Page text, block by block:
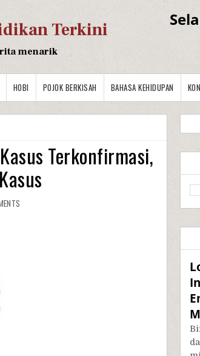
Terkini
menarik
HOBI POJOK BERKISAH BAHASA KEHIDUPAN
Terkonfirmasi,